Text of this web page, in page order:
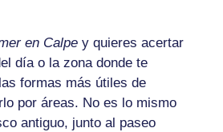
en Calpe y quieres acertar
día o la zona donde te
formas más útiles de
por áreas. No es lo mismo
antiguo, junto al paseo